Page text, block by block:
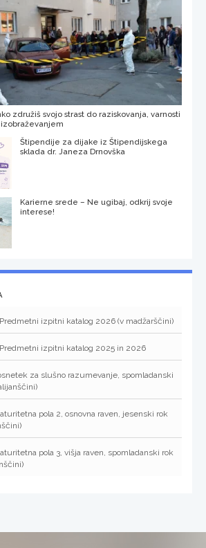
združiš svojo strast do raziskovanja, varnosti
Štipendije za dijake iz Štipendijskega
sklada dr. Janeza Drnovška
Karierne srede – Ne ugibaj, odkrij svoje
interese!
izpitni katalog 2026 (v madžarščini)
izpitni katalog 2025 in 2026
za slušno razumevanje, spomladanski
pola 2, osnovna raven, jesenski rok
pola 3, višja raven, spomladanski rok